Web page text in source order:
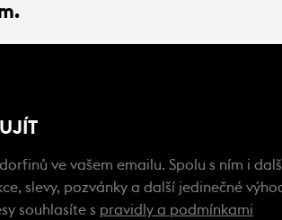
ve vašem emailu. Spolu s ním i
slevy, pozvánky a další jedinečné
souhlasíte s pravidly a podmínkami